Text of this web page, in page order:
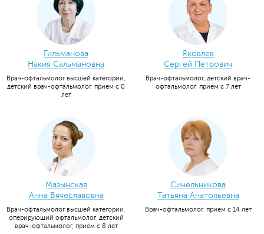
Гильманова
Накия Сальмановна
Врач-офтальмолог высшей категории,
детский врач-офтальмолог, прием с 0
лет
Яковлев
Сергей Петрович
Врач-офтальмолог, детский врач-
офтальмолог, прием с 7 лет
Мазынская
Анна Вячеславовна
Врач-офтальмолог высшей категории,
оперирующий офтальмолог, детский
врач-офтальмолог, прием с 8 лет
Синельникова
Татьяна Анатольевна
Врач-офтальмолог, прием с 14 лет